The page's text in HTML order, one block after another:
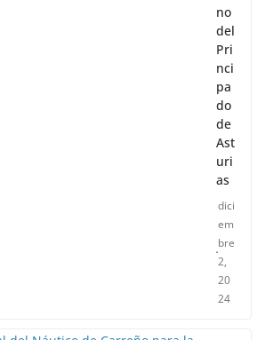
no
del
Pri
nci
pa
do
de
Ast
uri
as
dici
em
bre
2,
20
24